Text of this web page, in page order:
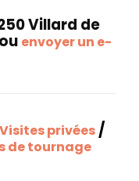
Villard de
envoyer un e-
Visites privées/
de tournage